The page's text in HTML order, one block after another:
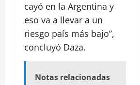
cayó en la Argentina y
eso va a llevar a un
riesgo país más bajo”,
concluyó Daza.
Notas relacionadas